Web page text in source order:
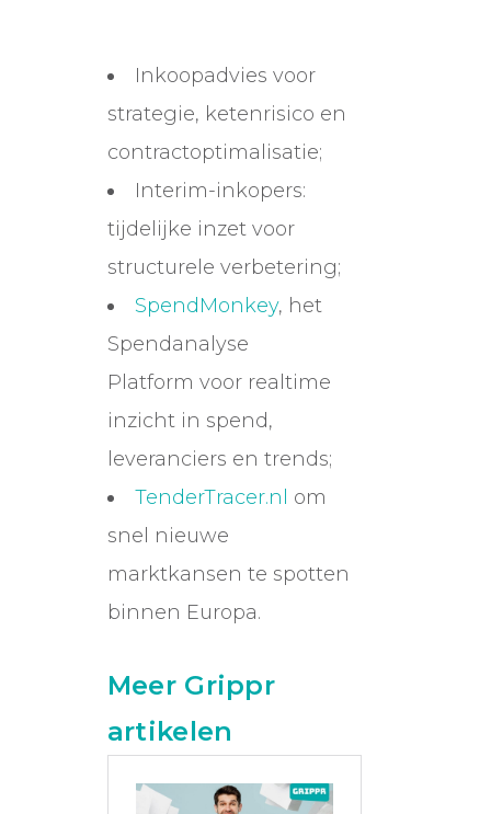
Inkoopadvies voor
strategie, ketenrisico en
contractoptimalisatie;
Interim-inkopers:
tijdelijke inzet voor
structurele verbetering;
SpendMonkey, het
Spendanalyse
Platform voor realtime
inzicht in spend,
leveranciers en trends;
TenderTracer.nl om
snel nieuwe
marktkansen te spotten
binnen Europa.
Meer Grippr
artikelen